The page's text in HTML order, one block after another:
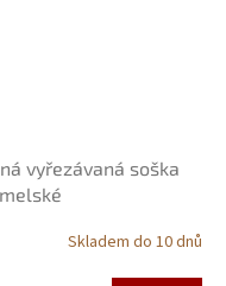
vyřezávaná soška
Skladem do 10 dnů